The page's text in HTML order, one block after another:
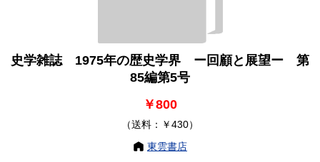
史学雑誌 1975年の歴史学界 ー回顧と展望ー 第
85編第5号
￥800
（送料：￥430）
東雲書店